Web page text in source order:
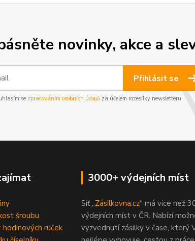
novinky, akce a
Přihlásit se
se zpracováním osobních údajůza účelem rozesílky newsletteru.
šroubu
ruček
3000+ výdejních míst
Síť „Zásilkovna.cz“ má více než
výdejních míst v ČR. Nabízí
vyzvednutí zásilky v čase, který